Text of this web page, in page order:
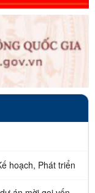
hoạch, Phát triển